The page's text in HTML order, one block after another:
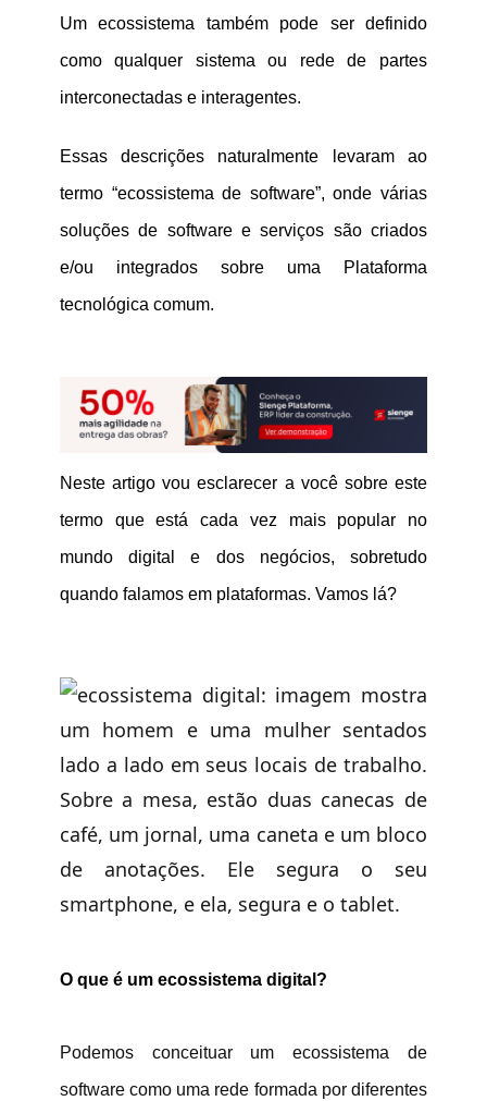
Um ecossistema também pode ser definido
como qualquer sistema ou rede de partes
interconectadas e interagentes.
Essas descrições naturalmente levaram ao
termo “ecossistema de software”, onde várias
soluções de software e serviços são criados
e/ou integrados sobre uma Plataforma
tecnológica comum.
Neste artigo vou esclarecer a você sobre este
termo que está cada vez mais popular no
mundo digital e dos negócios, sobretudo
quando falamos em plataformas. Vamos lá?
O que é um ecossistema digital?
Podemos conceituar um ecossistema de
software como uma rede formada por diferentes